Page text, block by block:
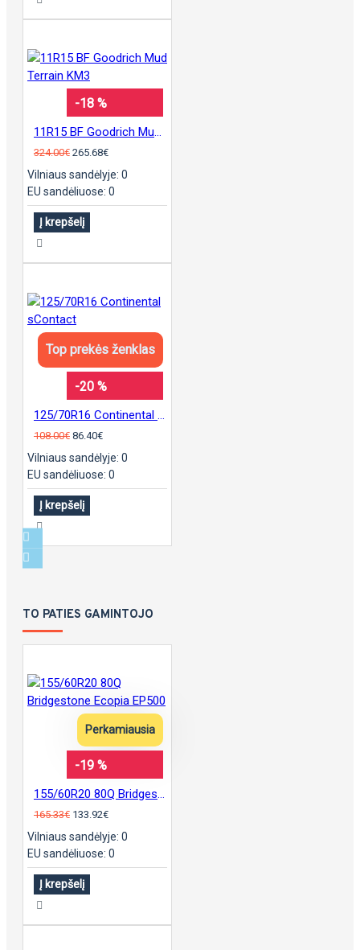
-18 %
324.00€ 265.68€
Vilniaus sandėlyje: 0
EU sandėliuose: 0
Į krepšelį
Top prekės ženklas
-20 %
108.00€ 86.40€
Vilniaus sandėlyje: 0
EU sandėliuose: 0
Į krepšelį
TO PATIES GAMINTOJO
Perkamiausia
-19 %
165.33€ 133.92€
Vilniaus sandėlyje: 0
EU sandėliuose: 0
Į krepšelį